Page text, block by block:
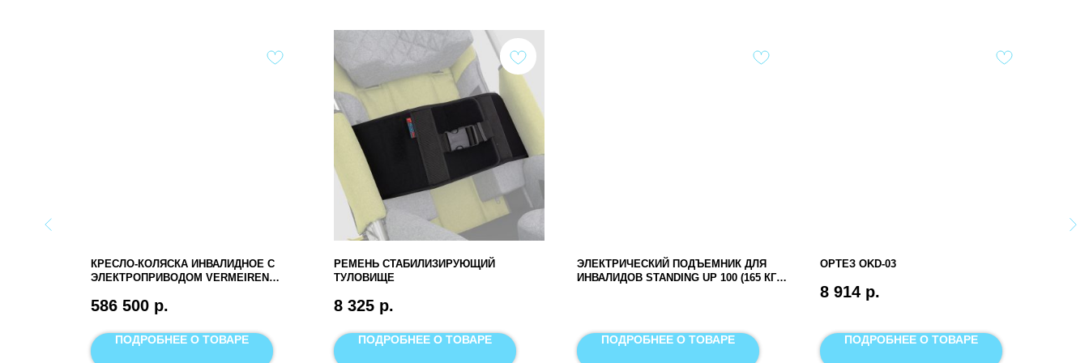
КРЕСЛО-КОЛЯСКА ИНВАЛИДНОЕ С
ЭЛЕКТРОПРИВОДОМ VERMEIREN
586 500 р.
ПОДРОБНЕЕ О ТОВАРЕ
РЕМЕНЬ СТАБИЛИЗИРУЮЩИЙ
ТУЛОВИЩЕ
8 325 р.
ПОДРОБНЕЕ О ТОВАРЕ
ЭЛЕКТРИЧЕСКИЙ ПОДЪЕМНИК ДЛЯ
ИНВАЛИДОВ STANDING UP 100 (165 КГ.,
ПОДРОБНЕЕ О ТОВАРЕ
OРТЕЗ OKD-03
8 914 р.
ПОДРОБНЕЕ О ТОВАРЕ